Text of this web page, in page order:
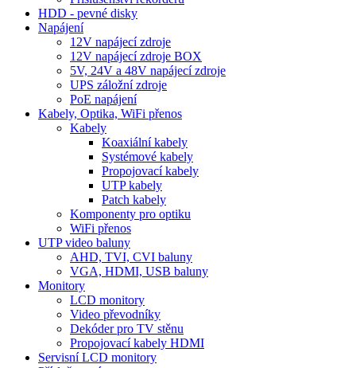
HDD - pevné disky
Napájení
12V napájecí zdroje
12V napájecí zdroje BOX
5V, 24V a 48V napájecí zdroje
UPS záložní zdroje
PoE napájení
Kabely, Optika, WiFi přenos
Kabely
Koaxiální kabely
Systémové kabely
Propojovací kabely
UTP kabely
Patch kabely
Komponenty pro optiku
WiFi přenos
UTP video baluny
AHD, TVI, CVI baluny
VGA, HDMI, USB baluny
Monitory
LCD monitory
Video převodníky
Dekóder pro TV stěnu
Propojovací kabely HDMI
Servisní LCD monitory